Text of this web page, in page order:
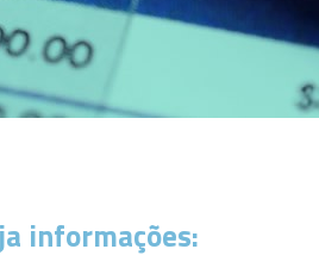
informações: